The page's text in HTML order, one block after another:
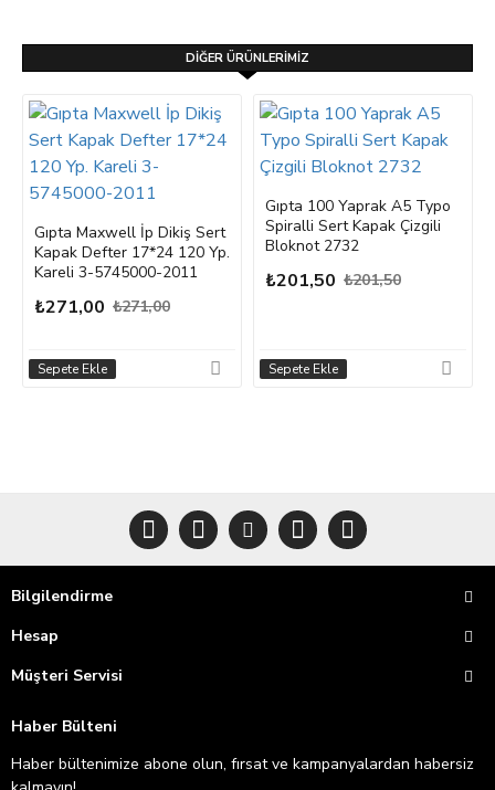
DIĞER ÜRÜNLERIMIZ
Gıpta Maxwell İp Dikiş Sert
Kapak Defter 17*24 120 Yp.
Kareli 3-5745000-2011
₺271,00 ₺271,00
Sepete Ekle
Gıpta 100 Yaprak A5 Typo
Spiralli Sert Kapak Çizgili
Bloknot 2732
₺201,50 ₺201,50
Sepete Ekle
Bilgilendirme
Hesap
Müşteri Servisi
Haber Bülteni
Haber bültenimize abone olun, fırsat ve kampanyalardan habersiz